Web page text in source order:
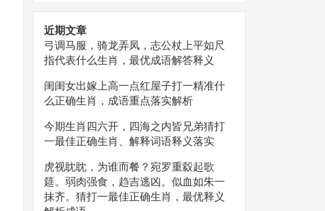
近期文章
弓调马服，骑龙弄凤，志公杖上平如尺
指代表什么生肖，最优成语解答释义
闺闺女出嫁上高一点红屋子打一精准什
么正确生肖，成语重点落实解析
今期生肖四六开，四海之内皆兄弟猜打
一最佳正确生肖、解释词语释义落实
虎视眈眈，为谁而餐？宛罗重縠起歌
筵。弱肉强食，趋吉逃凶。似血如朱一
抹齐。猜打一最佳正确生肖，最优释义